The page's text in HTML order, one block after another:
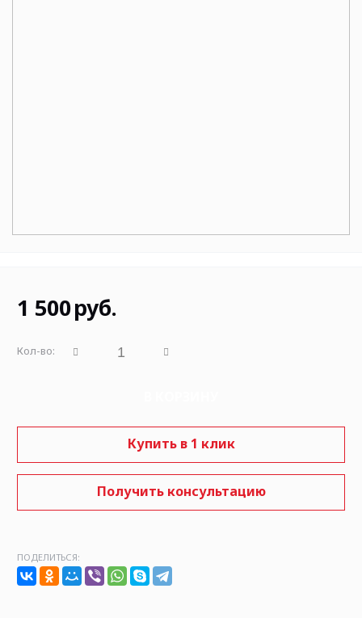
1 500руб.
Кол-во:
Купить в 1 клик
Получить консультацию
ПОДЕЛИТЬСЯ: